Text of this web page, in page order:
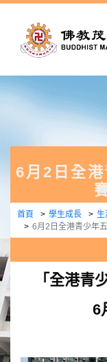
6月2日全
首頁 學生成長
生
6月2日全港青少年
「全港青
6